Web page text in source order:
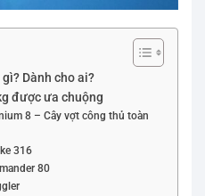
Dành cho ai?
được ưa chuộng
8 – Cây vợt công thủ toàn
316
80